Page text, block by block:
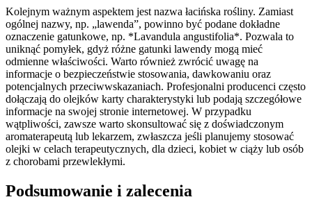
Kolejnym ważnym aspektem jest nazwa łacińska rośliny. Zamiast
ogólnej nazwy, np. „lawenda”, powinno być podane dokładne
oznaczenie gatunkowe, np. *Lavandula angustifolia*. Pozwala to
uniknąć pomyłek, gdyż różne gatunki lawendy mogą mieć
odmienne właściwości. Warto również zwrócić uwagę na
informacje o bezpieczeństwie stosowania, dawkowaniu oraz
potencjalnych przeciwwskazaniach. Profesjonalni producenci często
dołączają do olejków karty charakterystyki lub podają szczegółowe
informacje na swojej stronie internetowej. W przypadku
wątpliwości, zawsze warto skonsultować się z doświadczonym
aromaterapeutą lub lekarzem, zwłaszcza jeśli planujemy stosować
olejki w celach terapeutycznych, dla dzieci, kobiet w ciąży lub osób
z chorobami przewlekłymi.
Podsumowanie i zalecenia